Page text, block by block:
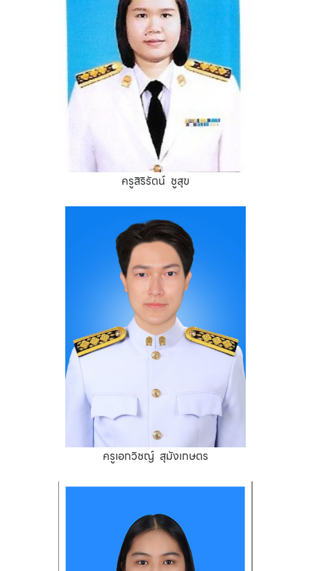
ครูสิริรัตน์ ชูสุข
ครูเอกวิชญ์ สุมังเกษตร